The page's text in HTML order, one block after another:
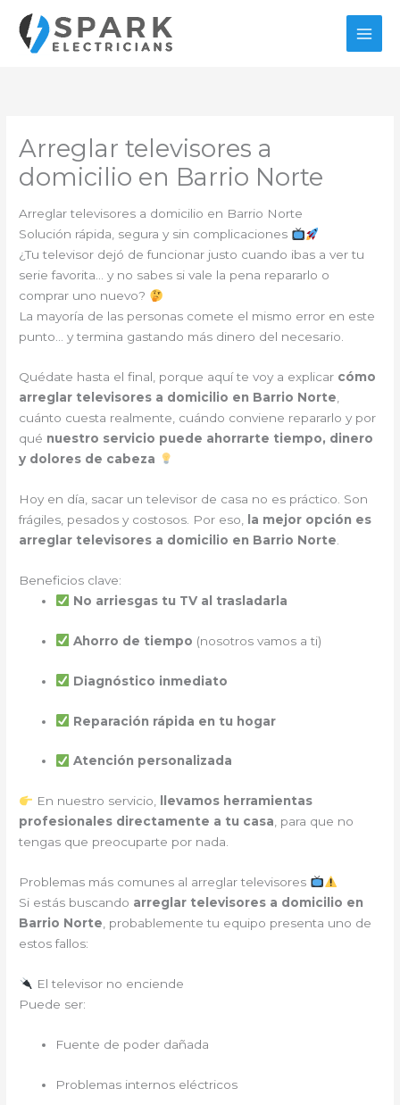
contenido
Arreglar televisores a
domicilio en Barrio Norte
Arreglar televisores a domicilio en Barrio Norte
Solución rápida, segura y sin complicaciones
¿Tu televisor dejó de funcionar justo cuando ibas a ver tu
serie favorita… y no sabes si vale la pena repararlo o
comprar uno nuevo?
La mayoría de las personas comete el mismo error en este
punto… y termina gastando más dinero del necesario.
Quédate hasta el final, porque aquí te voy a explicar cómo
arreglar televisores a domicilio en Barrio Norte
cuánto cuesta realmente, cuándo conviene repararlo y por
qué nuestro servicio puede ahorrarte tiempo, dinero
y dolores de cabeza
Hoy en día, sacar un televisor de casa no es práctico. Son
frágiles, pesados y costosos. Por eso,
la mejor opción es
arreglar televisores a domicilio en Barrio Norte
Beneficios clave:
No arriesgas tu TV al trasladarla
Ahorro de tiempo (nosotros vamos a ti)
Diagnóstico inmediato
Reparación rápida en tu hogar
Atención personalizada
En nuestro servicio,
llevamos herramientas
profesionales directamente a tu casa, para que no
tengas que preocuparte por nada.
Problemas más comunes al arreglar televisores
Si estás buscando arreglar televisores a domicilio en
Barrio Norte , probablemente tu equipo presenta uno de
estos fallos:
El televisor no enciende
Puede ser:
Fuente de poder dañada
Problemas internos eléctricos